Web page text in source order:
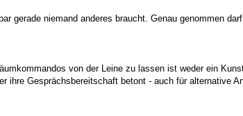
gerade niemand anderes braucht. Genau genommen
von der Leine zu lassen ist weder ein
ihre Gesprächsbereitschaft betont - auch für alternative